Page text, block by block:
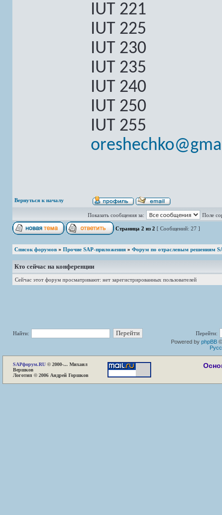
IUT 221
IUT 225
IUT 230
IUT 235
IUT 240
IUT 250
IUT 255
Вернуться к началу
Показать сообщения за: Поле
Страница 2 из 2 [ Сообщений: 27 ]
Список форумов » Прочие SAP-приложения » Форум по отраслевым решениям
Кто сейчас на конференции
Сейчас этот форум просматривают: нет зарегистрированных пользователей
Найти:
Перейти:
Powered by phpBB
SAPфорум.RU © 2000-... Михаил
Вершков
Логотип © 2006 Андрей Горшков